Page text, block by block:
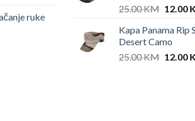
ruke
25.00KM
was:
25.00
12.00
Kapa Panama Rip
Desert Camo
25.00KM 12.00